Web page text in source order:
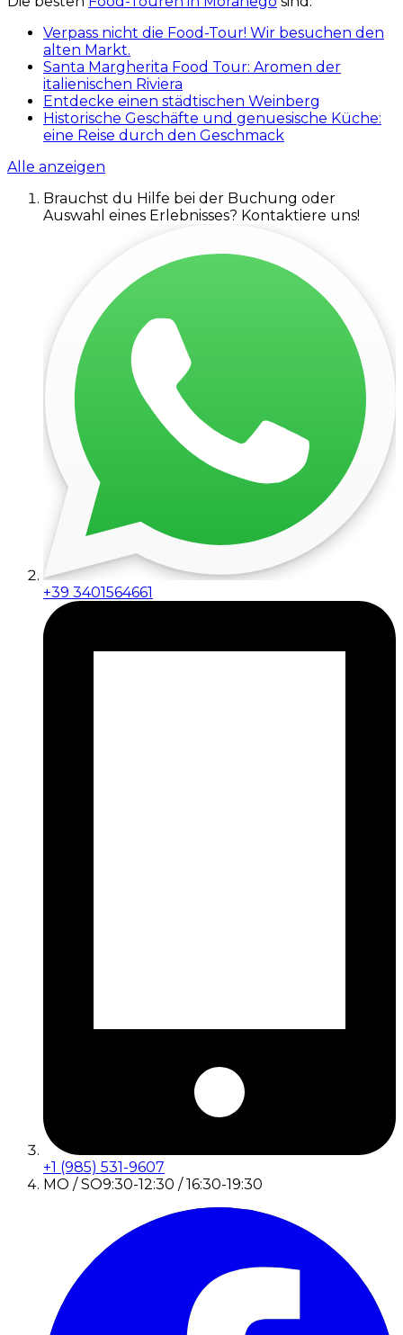
Verpass nicht die Food-Tour! Wir besuchen den
alten Markt.
Santa Margherita Food Tour: Aromen der
italienischen Riviera
Entdecke einen städtischen Weinberg
Historische Geschäfte und genuesische Küche:
eine Reise durch den Geschmack
Alle anzeigen
Brauchst du Hilfe bei der Buchung oder
Auswahl eines Erlebnisses? Kontaktiere uns!
+39 3401564661
+1 (985) 531-9607
MO / SO9:30-12:30 / 16:30-19:30